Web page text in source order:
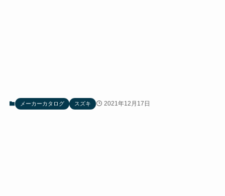
メーカーカタログ スズキ 2021年12月17日